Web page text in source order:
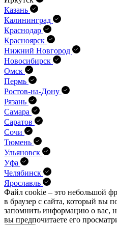
Казань
Калининград
Краснодар
Красноярск
Нижний Новгород
Новосибирск
Омск
Пермь
Ростов-на-Дону
Рязань
Самара
Саратов
Сочи
Тюмень
Ульяновск
Уфа
Челябинск
Ярославль
Файл cookie – это небольшой
в браузер с сайта, который вы
запомнить информацию о вас,
вы предпочитаете его